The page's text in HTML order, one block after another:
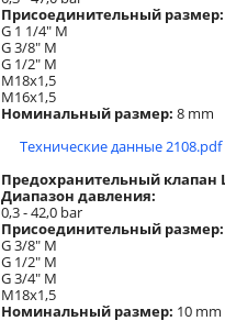
Присоединительный размер:
G 1 1/4" M
G 3/8" M
G 1/2" M
M18x1,5
M16x1,5
Номинальный размер: 8 mm
Технические данные 2108.pdf
Предохранительный клапан
Диапазон давления:
0,3 - 42,0 bar
Присоединительный размер:
G 3/8" M
G 1/2" M
G 3/4" M
M18x1,5
Номинальный размер: 10 mm